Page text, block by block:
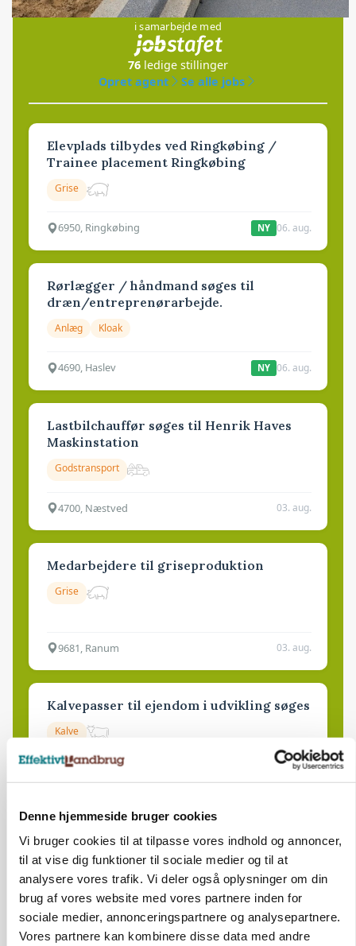
Denne hjemmeside bruger cookies
Vi bruger cookies til at tilpasse vores indhold og annoncer,
til at vise dig funktioner til sociale medier og til at
analysere vores trafik. Vi deler også oplysninger om din
brug af vores website med vores partnere inden for
sociale medier, annonceringspartnere og analysepartnere.
Vores partnere kan kombinere disse data med andre
i samarbejde med
76 ledige stillinger
Opret agent
Se alle jobs
Elevplads tilbydes ved Ringkøbing /
Trainee placement Ringkøbing
Grise
6950, Ringkøbing NY 06. aug.
Rørlægger / håndmand søges til
dræn/entreprenørarbejde.
Anlæg Kloak
4690, Haslev NY 06. aug.
Lastbilchauffør søges til Henrik Haves
Maskinstation
Godstransport
4700, Næstved 03. aug.
Medarbejdere til griseproduktion
Grise
9681, Ranum 03. aug.
Kalvepasser til ejendom i udvikling søges
Kalve
6392, Bolderslev 03. aug.
Leder til klimastald
Klimastald
9670, Løgstør 03. aug.